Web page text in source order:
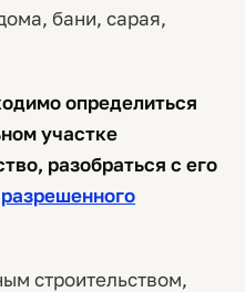
бани, сарая,
определиться
участке
разобраться с его
разрешенного
строительством,